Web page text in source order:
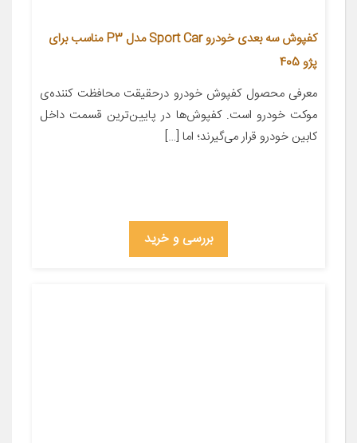
کفپوش سه بعدی خودرو Sport Car مدل P3 مناسب برای
پژو 405
معرفی محصول کفپوش خودرو درحقیقت محافظت کننده‌ی
موکت خودرو است. کفپوش‌ها در پایین‌ترین قسمت داخل
کابین خودرو قرار می‌گیرند؛ اما […]
بررسی و خرید